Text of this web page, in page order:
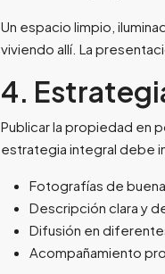
Un espacio limpio,
viviendo allí. La
4.
Publicar la propiedad en
estrategia integral debe
Fotografías de
Descripción clara y
Difusión en
Acompañamiento